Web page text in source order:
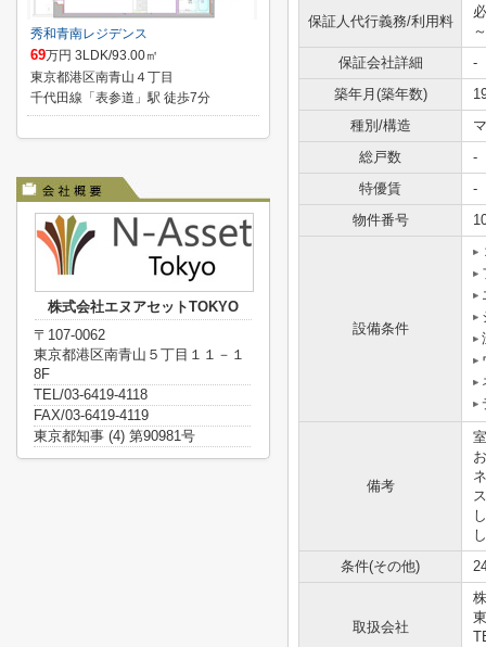
保証人代行義務/利用料
保証会社詳細
-
築年月(築年数)
種別/構造
総戸数
-
特優賃
-
物件番号
設備条件
備考
条件(その他)
取扱会社
秀和青南レジデンス
69万円 3LDK/93.00㎡
東京都港区南青山４丁目
千代田線「表参道」駅 徒歩7分
株式会社エヌアセットTOKYO
〒107-0062
東京都港区南青山５丁目１１－１
8F
TEL/03-6419-4118
FAX/03-6419-4119
東京都知事 (4) 第90981号